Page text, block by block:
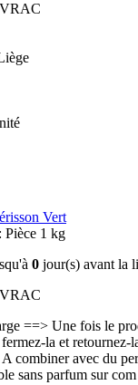
Vert
Pièce 1 kg
0 jour(s) avant la
==> Une fois le
la et retournez-
combiner avec du
sans parfum sur com